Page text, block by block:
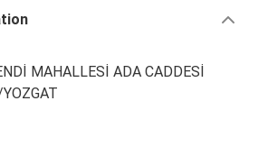
MAHALLESİ ADA CADDESİ